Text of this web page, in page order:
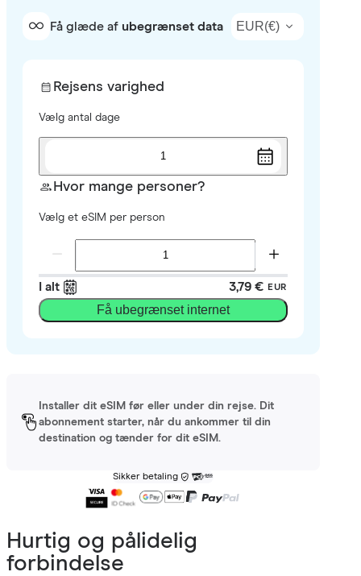
Få glæde af ubegrænset data EUR(€)
Rejsens varighed
Vælg antal dage
1
Hvor mange personer?
Vælg et eSIM per person
I alt 3,79 € EUR
Få ubegrænset internet
Installer dit eSIM før eller under din rejse. Dit
abonnement starter, når du ankommer til din
destination og tænder for dit eSIM.
Sikker betaling
Hurtig og pålidelig
forbindelse